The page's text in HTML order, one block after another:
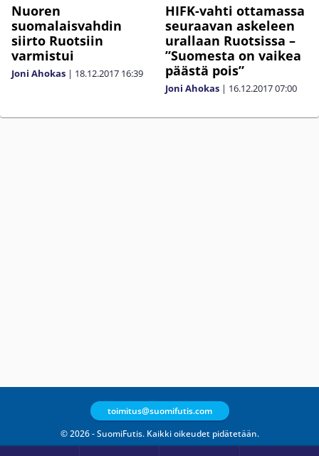
Nuoren
suomalaisvahdin
siirto Ruotsiin
varmistui
Joni Ahokas | 18.12.2017 16:39
HIFK-vahti ottamassa
seuraavan askeleen
urallaan Ruotsissa –
”Suomesta on vaikea
päästä pois”
Joni Ahokas | 16.12.201707:00
© 2026 - SuomiFutis. Kaikki oikeudet pidätetään.
toimitus@suomifutis.com